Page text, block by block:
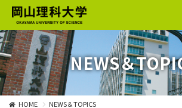
NEWS＆
HOME
NEWS＆TOPICS